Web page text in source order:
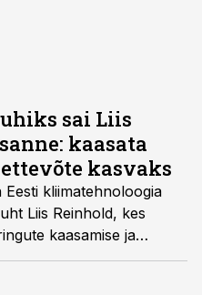
sai Liis
kaasata
kasvaks
kliimatehnoloogia
Liis Reinhold, kes
kaasamise ja
eesmärkide eest.